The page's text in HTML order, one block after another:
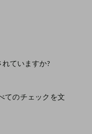
れていますか?
てのチェックを文